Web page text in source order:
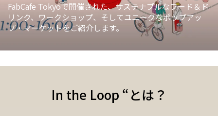
FabCafe Tokyoで開催された、サステナブルなフード＆ド
リンク、ワークショップ、そしてユニークなポップアッ
プ・マーケットをご紹介します。
In the Loop “とは？